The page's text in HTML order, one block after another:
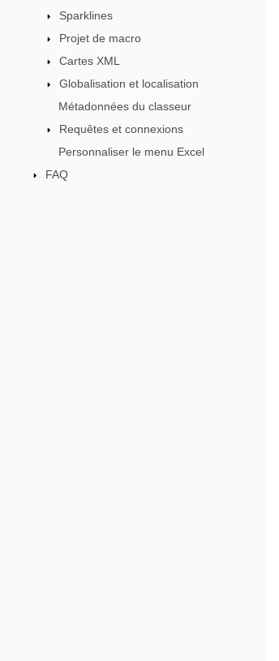
Sparklines
Projet de macro
Cartes XML
Globalisation et localisation
Métadonnées du classeur
Requêtes et connexions
Personnaliser le menu Excel
FAQ